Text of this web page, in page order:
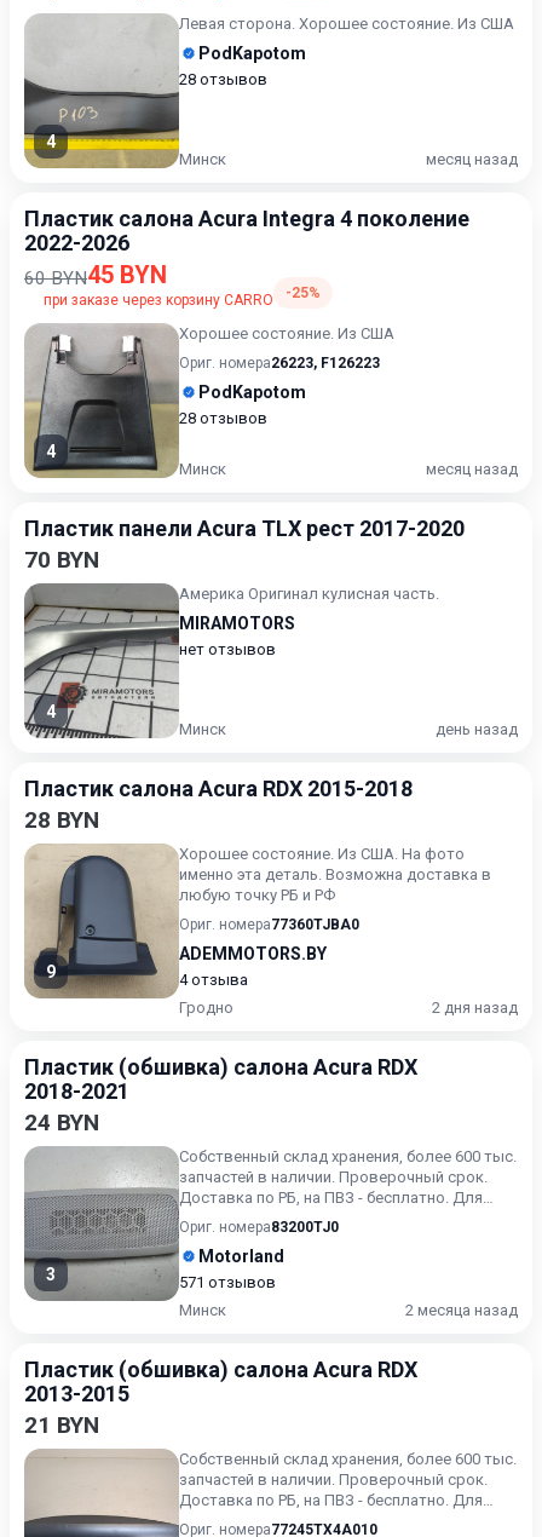
4
Левая сторона. Хорошее состояние. Из США
PodKapotom
28 отзывов
Минск месяц назад
Пластик салона Acura Integra 4 поколение
2022-2026
60 BYN45 BYN
при заказе через корзину CARRO -25%
4
Хорошее состояние. Из США
Ориг. номера26223, F126223
PodKapotom
28 отзывов
Минск месяц назад
Пластик панели Acura TLX рест 2017-2020
70 BYN
4
Америка Оригинал кулисная часть.
MIRAMOTORS
нет отзывов
Минск день назад
Пластик салона Acura RDX 2015-2018
28 BYN
9
Хорошее состояние. Из США. На фото
именно эта деталь. Возможна доставка в
любую точку РБ и РФ
Ориг. номера77360TJBA0
ADEMMOTORS.BY
4 отзыва
Гродно
2 дня назад
Пластик (обшивка) салона Acura RDX
2018-2021
24 BYN
3
Собственный склад хранения, более 600 тыс.
запчастей в наличии. Проверочный срок.
Доставка по РБ, на ПВЗ - бесплатно. Для
получения актуальн...
Ориг. номера83200TJ0
Motorland
571 отзывов
Минск
2 месяца назад
Пластик (обшивка) салона Acura RDX
2013-2015
21 BYN
Собственный склад хранения, более 600 тыс.
запчастей в наличии. Проверочный срок.
Доставка по РБ, на ПВЗ - бесплатно. Для
получения актуальн...
Ориг. номера77245TX4A010